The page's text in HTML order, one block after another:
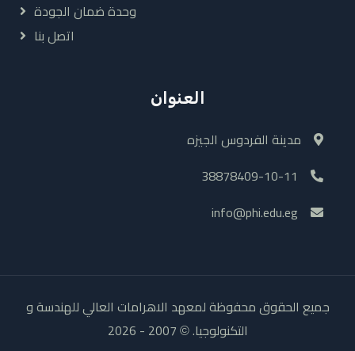
وحدة ضمان الجودة
اتصل بنا
العنوان
مدينة الفردوس الجيزه
38878409-10-11
info@phi.edu.eg
جميع الحقوق محفوظة لمعهد الاهرامات العالي للهندسة و
التكنولوجيا.©
2007 - 2026